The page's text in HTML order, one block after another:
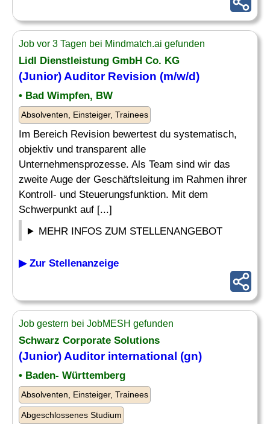
Job vor 3 Tagen bei Mindmatch.ai gefunden
Lidl Dienstleistung GmbH Co. KG
(Junior) AuditorRevision (m/w/d)
• Bad Wimpfen, BW
Absolventen, Einsteiger, Trainees
Im Bereich Revision bewertest du systematisch,
objektiv und transparent alle
Unternehmensprozesse. Als Team sind wir das
zweite Auge der Geschäftsleitung im Rahmen ihrer
Kontroll- und Steuerungsfunktion. Mit dem
Schwerpunkt auf [...]
MEHR INFOS ZUM STELLENANGEBOT
▶ Zur Stellenanzeige
Job gestern bei JobMESH gefunden
Schwarz Corporate Solutions
(Junior) Auditorinternational (gn)
• Baden- Württemberg
Absolventen, Einsteiger, Trainees
Abgeschlossenes Studium